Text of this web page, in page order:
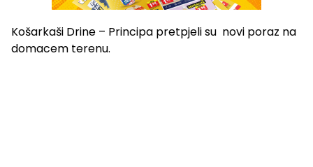
Košarkaši Drine – Principa pretpjeli su novi poraz na
domacem terenu.